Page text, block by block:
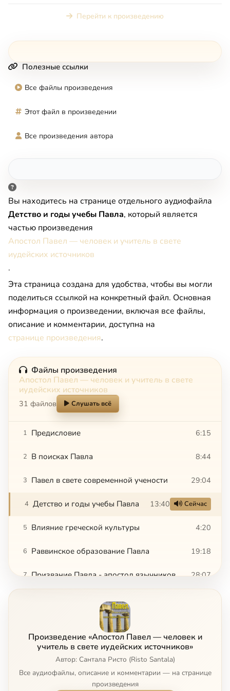
Перейти к произведению
Полезные ссылки
Все файлы произведения
Этот файл в произведении
Все произведения автора
Вы находитесь на странице отдельного аудиофайла
Детство и годы учебы Павла, который является
частью произведения
Апостол Павел — человек и учитель в свете
иудейских источников
.
Эта страница создана для удобства, чтобы вы могли
поделиться ссылкой на конкретный файл. Основная
информация о произведении, включая все файлы,
описание и комментарии, доступна на
странице произведения.
Файлы произведения
Апостол Павел — человек и учитель в свете
иудейских источников
31 файлов Слушать всё
1 Предисловие 6:15
2 В поисках Павла 8:44
3 Павел в свете современной учености 29:04
4 Детство и годы учебы Павла 13:40 Сейчас
5 Влияние греческой культуры 4:20
6 Раввинское образование Павла 19:18
7 Призвание Павла - апостол язычников 28:07
Возрожденный Павел
Переходный период Павла 11:33
11 Работа в Сирии и Киликии 7:24
Произведение «Апостол Павел — человек и
учитель в свете иудейских источников»
Автор: Сантала Ристо (Risto Santala)
Все аудиофайлы, описание и комментарии — на странице
произведения